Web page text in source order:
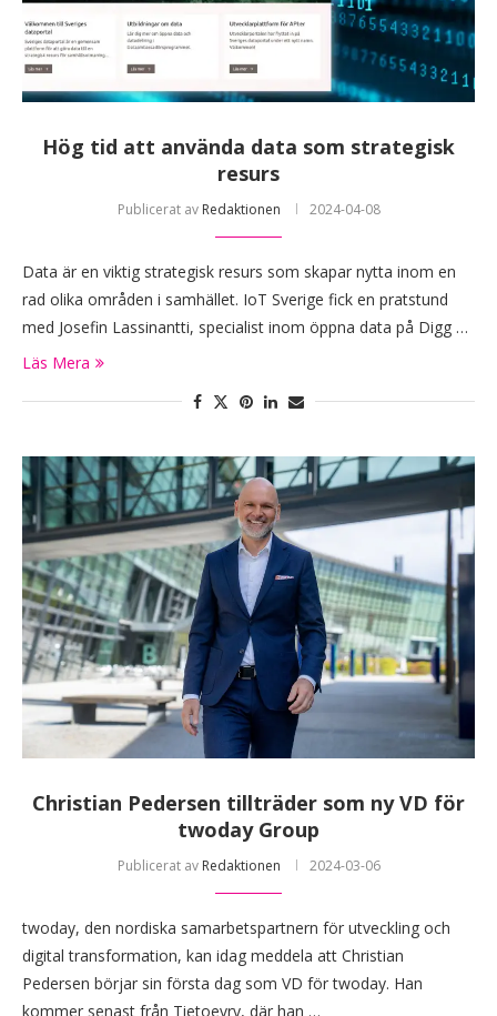
Hög tid att använda data som strategisk
resurs
Publicerat av Redaktionen 2024-04-08
Data är en viktig strategisk resurs som skapar nytta inom en
rad olika områden i samhället. IoT Sverige fick en pratstund
med Josefin Lassinantti, specialist inom öppna data på Digg …
Läs Mera
Christian Pedersen tillträder som ny VD för
twoday Group
Publicerat av Redaktionen 2024-03-06
twoday, den nordiska samarbetspartnern för utveckling och
digital transformation, kan idag meddela att Christian
Pedersen börjar sin första dag som VD för twoday. Han
kommer senast från Tietoevry, där han …